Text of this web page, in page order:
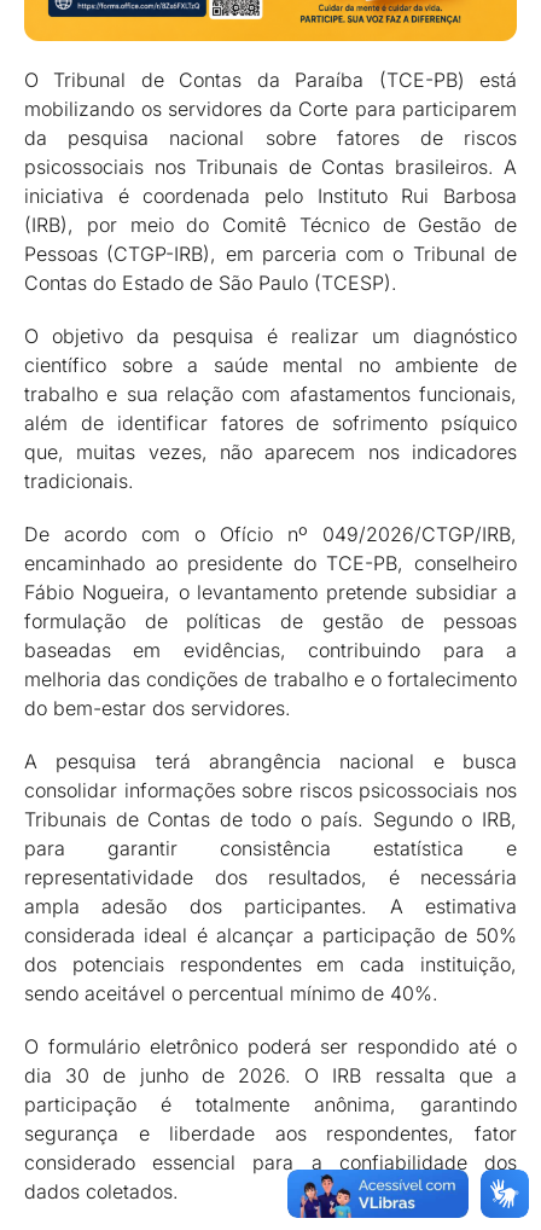
O Tribunal de Contas da Paraíba (TCE-PB) está
mobilizando os servidores da Corte para participarem
da pesquisa nacional sobre fatores de riscos
psicossociais nos Tribunais de Contas brasileiros. A
iniciativa é coordenada pelo Instituto Rui Barbosa
(IRB), por meio do Comitê Técnico de Gestão de
Pessoas (CTGP-IRB), em parceria com o Tribunal de
Contas do Estado de São Paulo (TCESP).
O objetivo da pesquisa é realizar um diagnóstico
científico sobre a saúde mental no ambiente de
trabalho e sua relação com afastamentos funcionais,
além de identificar fatores de sofrimento psíquico
que, muitas vezes, não aparecem nos indicadores
tradicionais.
De acordo com o Ofício nº 049/2026/CTGP/IRB,
encaminhado ao presidente do TCE-PB, conselheiro
Fábio Nogueira, o levantamento pretende subsidiar a
formulação de políticas de gestão de pessoas
baseadas em evidências, contribuindo para a
melhoria das condições de trabalho e o fortalecimento
do bem-estar dos servidores.
A pesquisa terá abrangência nacional e busca
consolidar informações sobre riscos psicossociais nos
Tribunais de Contas de todo o país. Segundo o IRB,
para garantir consistência estatística e
representatividade dos resultados, é necessária
ampla adesão dos participantes. A estimativa
considerada ideal é alcançar a participação de 50%
dos potenciais respondentes em cada instituição,
sendo aceitável o percentual mínimo de 40%.
O formulário eletrônico poderá ser respondido até o
dia 30 de junho de 2026. O IRB ressalta que a
participação é totalmente anônima, garantindo
segurança e liberdade aos respondentes, fator
considerado essencial para a confiabilidade dos
dados coletados.